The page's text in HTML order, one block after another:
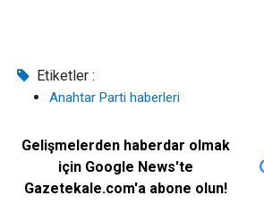
Etiketler :
Anahtar Parti haberleri
Gelişmelerden haberdar olmak
için Google News'te
Gazetekale.com'a abone olun!